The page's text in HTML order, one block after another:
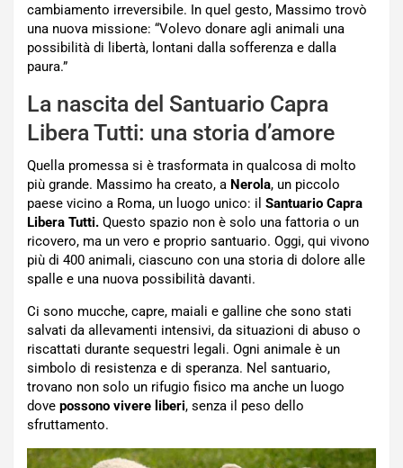
cambiamento irreversibile. In quel gesto, Massimo trovò
una nuova missione: “Volevo donare agli animali una
possibilità di libertà, lontani dalla sofferenza e dalla
paura.”
La nascita del Santuario Capra
Libera Tutti: una storia d’amore
Quella promessa si è trasformata in qualcosa di molto
più grande. Massimo ha creato, a Nerola, un piccolo
paese vicino a Roma, un luogo unico: il Santuario Capra
Libera Tutti. Questo spazio non è solo una fattoria o un
ricovero, ma un vero e proprio santuario. Oggi, qui vivono
più di 400 animali, ciascuno con una storia di dolore alle
spalle e una nuova possibilità davanti.
Ci sono mucche, capre, maiali e galline che sono stati
salvati da allevamenti intensivi, da situazioni di abuso o
riscattati durante sequestri legali. Ogni animale è un
simbolo di resistenza e di speranza. Nel santuario,
trovano non solo un rifugio fisico ma anche un luogo
dove possono vivere liberi, senza il peso dello
sfruttamento.